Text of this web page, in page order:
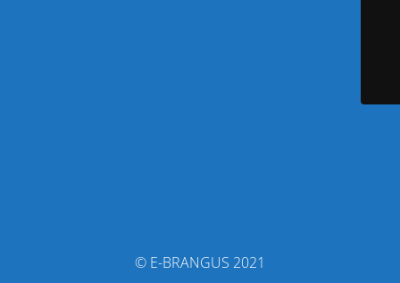
© E-BRANGUS 2021